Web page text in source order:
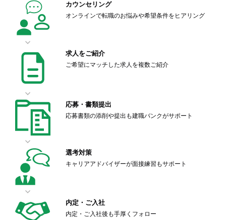
カウンセリング
オンラインで転職のお悩みや希望条件をヒアリング
求人をご紹介
ご希望にマッチした求人を複数ご紹介
応募・書類提出
応募書類の添削や提出も建職バンクがサポート
選考対策
キャリアアドバイザーが面接練習もサポート
内定・ご入社
内定・ご入社後も手厚くフォロー